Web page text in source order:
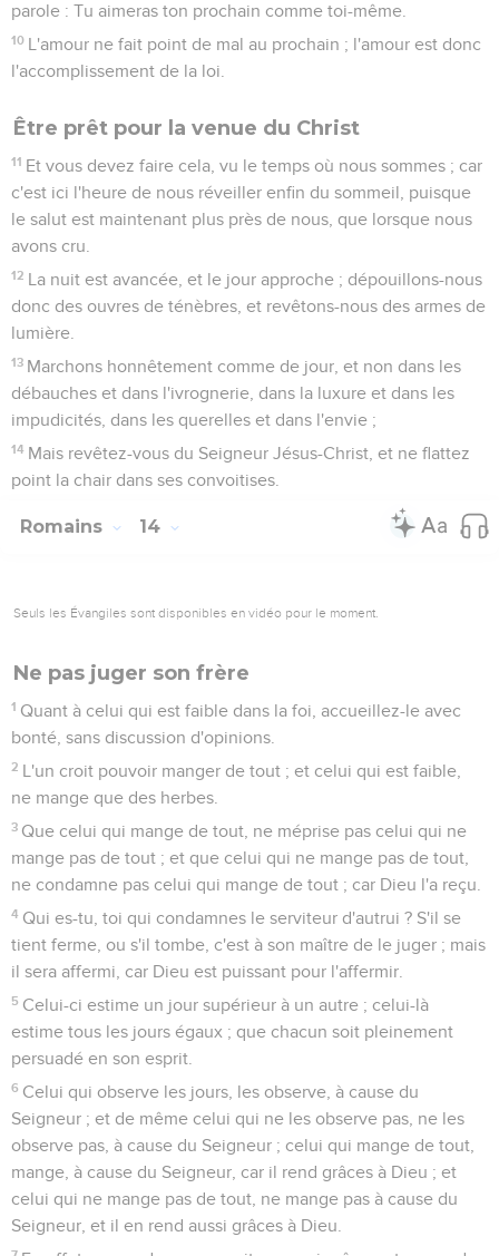
parole : Tu aimeras ton prochain comme toi-même.
10 L'amour ne fait point de mal au prochain ; l'amour est donc
l'accomplissement de la loi.
Être prêt pour la venue du Christ
11 Et vous devez faire cela, vu le temps où nous sommes ; car
c'est ici l'heure de nous réveiller enfin du sommeil, puisque
le salut est maintenant plus près de nous, que lorsque nous
avons cru.
12 La nuit est avancée, et le jour approche ; dépouillons-nous
donc des ouvres de ténèbres, et revêtons-nous des armes de
lumière.
13 Marchons honnêtement comme de jour, et non dans les
débauches et dans l'ivrognerie, dans la luxure et dans les
impudicités, dans les querelles et dans l'envie ;
14 Mais revêtez-vous du Seigneur Jésus-Christ, et ne flattez
point la chair dans ses convoitises.
Romains 14
Seuls les Évangiles sont disponibles en vidéo pour le moment.
Ne pas juger son frère
1 Quant à celui qui est faible dans la foi, accueillez-le avec
bonté, sans discussion d'opinions.
2 L'un croit pouvoir manger de tout ; et celui qui est faible,
ne mange que des herbes.
3 Que celui qui mange de tout, ne méprise pas celui qui ne
mange pas de tout ; et que celui qui ne mange pas de tout,
ne condamne pas celui qui mange de tout ; car Dieu l'a reçu.
4 Qui es-tu, toi qui condamnes le serviteur d'autrui ? S'il se
tient ferme, ou s'il tombe, c'est à son maître de le juger ; mais
il sera affermi, car Dieu est puissant pour l'affermir.
5 Celui-ci estime un jour supérieur à un autre ; celui-là
estime tous les jours égaux ; que chacun soit pleinement
persuadé en son esprit.
6 Celui qui observe les jours, les observe, à cause du
Seigneur ; et de même celui qui ne les observe pas, ne les
observe pas, à cause du Seigneur ; celui qui mange de tout,
mange, à cause du Seigneur, car il rend grâces à Dieu ; et
celui qui ne mange pas de tout, ne mange pas à cause du
Seigneur, et il en rend aussi grâces à Dieu.